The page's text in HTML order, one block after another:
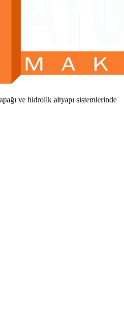
ve hidrolik altyapı sistemlerinde